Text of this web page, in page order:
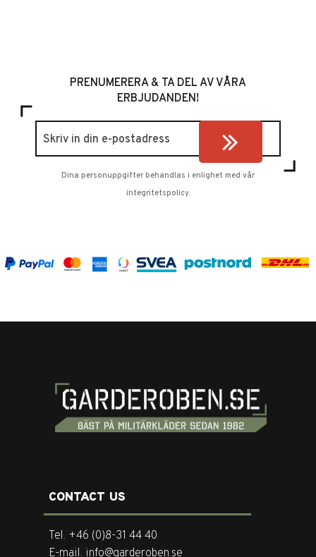
PRENUMERERA & TA DEL AV VÅRA
ERBJUDANDEN!
Dina personuppgifter behandlas i enlighet med vår
integritetspolicy.
CONTACT US
Tel. +46 (0)8-31 44 40
E-mail. info@garderoben.se